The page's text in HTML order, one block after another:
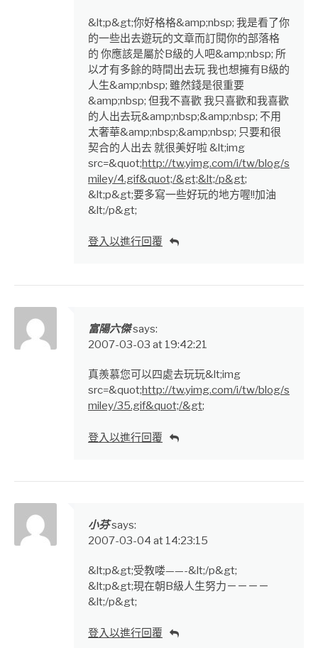
&lt;p&gt;你好格格&amp;nbsp; 我是看了你
的一些出去遊玩的文章而訂閱你的部落格
的 你應該是屬於B級的人吧&amp;nbsp; 所
以才有多餘的時間出去玩 我也想擁有B級的
人生&amp;nbsp; 雖然錢是很重要
&amp;nbsp; 但我不喜歡 我只喜歡和我喜歡
的人出去玩&amp;nbsp;&amp;nbsp; 不用
太奢華&amp;nbsp;&amp;nbsp; 只要和很
契合的人出去 就很美好啦 &lt;img
src=&quot;http://tw.yimg.com/i/tw/blog/s
miley/4.gif&quot;/&gt;&lt;/p&gt;
&lt;p&gt;要多寫一些好玩的地方喔!!加油
&lt;/p&gt;
登入以進行回覆
富陽六傑says:
2007-03-03 at 19:42:21
真羨慕您可以四處去玩玩&lt;img
src=&quot;http://tw.yimg.com/i/tw/blog/s
miley/35.gif&quot;/&gt;
登入以進行回覆
小芬says:
2007-03-04 at 14:23:15
&lt;p&gt;受教喽——-&lt;/p&gt;
&lt;p&gt;現在朝B級人生努力－－－－
&lt;/p&gt;
登入以進行回覆